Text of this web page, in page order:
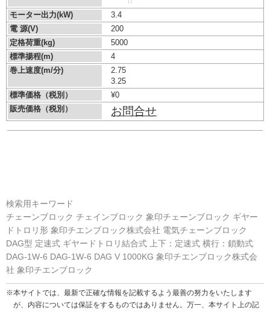
モーター出力(kW)
3.4
電 源(V)
200
定格荷重(kg)
5000
標準揚程(m)
4
巻上速度(m/分)
2.75
3.25
標準価格（税別）
¥0
販売価格（税別）
お問合せ
検索用キーワード
チェーンブロック チェインブロック 象印チェーンブロック ギヤー
ドトロリ形 象印チエンブロック株式会社 電気チェーンブロック
DAG型 定速式 ギヤードトロリ結合式 上下：定速式 横行：鎖動式
DAG-1W-6 DAG-1W-6 DAG V 1000KG 象印チエンブロック株式会
社 象印チエンブロック
※本サイトでは、最新で正確な情報を記載するよう最善の努力をいたします
が、内容については保証をするものではありません。万一、本サイト上の記